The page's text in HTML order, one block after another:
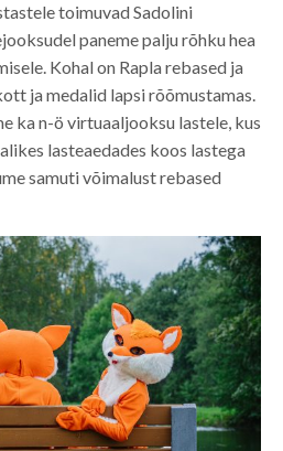
toimuvad Sadolini
paneme palju rõhku hea
Kohal on Rapla rebased ja
ja medalid lapsi rõõmustamas.
ka n-ö virtuaaljooksu lastele, kus
lasteaedades koos lastega
samuti võimalust rebased